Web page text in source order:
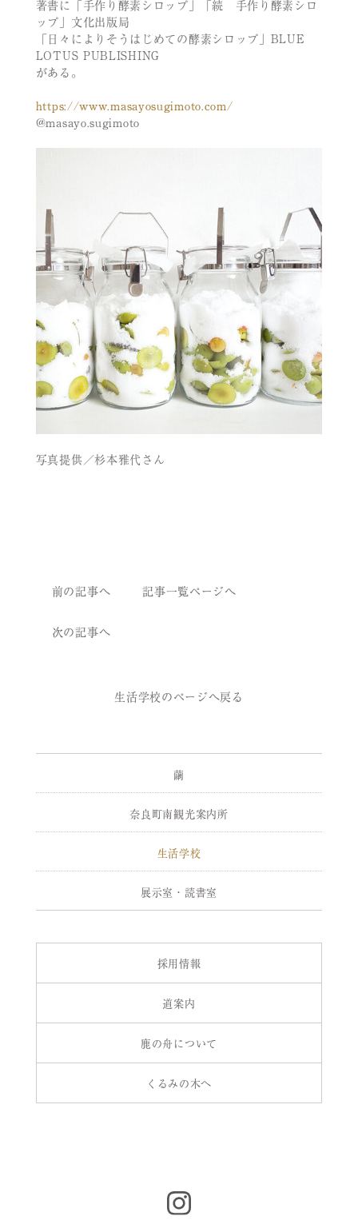
著書に「手作り酵素シロップ」「続 手作り酵素シロ
ップ」文化出版局
「日々によりそうはじめての酵素シロップ」BLUE
LOTUS PUBLISHING
がある。
https://www.masayosugimoto.com/
@masayo.sugimoto
写真提供／杉本雅代さん
前の記事へ 記事一覧ページへ
次の記事へ
生活学校のページへ戻る
繭
奈良町南観光案内所
生活学校
展示室・読書室
採用情報
道案内
鹿の舟について
くるみの木へ